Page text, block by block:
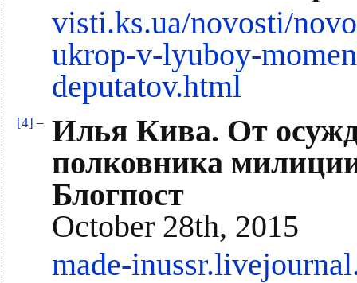
visti.ks.ua/novosti/
ukrop-v-lyuboy-
deputatov.html
[4] – Илья Кива. От
полковника
Блогпост
October 28th, 2015
made-